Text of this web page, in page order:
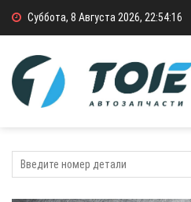
Суббота, 8 Августа 2026, 22:54:16